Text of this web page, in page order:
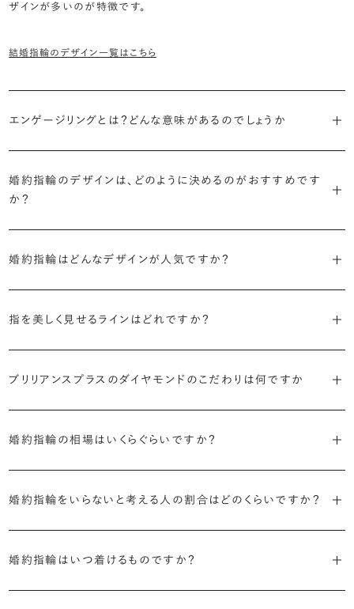
ザインが多いのが特徴です。
結婚指輪のデザイン一覧はこちら
エンゲージリングとは？どんな意味があるのでしょうか
リング」は婚約指輪の別名です。
婚約指輪のデザインは、どのように決めるのがおすすめです
か？
す。
流行に左右されないデザインであること、そして年齢を重ねた手にも
・着用シーンを想像して選ぶ
掛かりにくさに配慮されていたり、ダイヤモンドの大きさ自体も控えめ
・何を重要視するか明確にする
とはいえたくさんの選択肢の中から、たった一つのリングを選ぶのは
婚約指輪はどんなデザインが人気ですか？
リリアンスプラスでも不動の人気を誇ります。
主役のダイヤモンドの横に小ぶりなメレダイヤモンドでアクセントを添
・「ヘイロー」
指を美しく見せるラインはどれですか？
見えやすいと言われています。
てきます。ぜひ、所要時間30秒のブリリアンスプラスオリジナル診断を
婚約指輪診断を試してみる
ブリリアンスプラスのダイヤモンドのこだわりは何ですか
種類、品質、価格に至るまで、あらゆる価値観に合う多様なダイヤモン
きます。
流通の上流からの仕入れ、余分な在庫を持たない取り組みなどで、従
婚約指輪の相場はいくらぐらいですか？
平均で約43.8万円。30〜40万円未満の範囲で選ぶカップルが18.7%
婚約指輪をいらないと考える人の割合はどのくらいですか？
人は67.1%。そのうち婚約指輪を贈られた人は67.9%と、全体の約5割
婚約指輪はいつ着けるものですか？